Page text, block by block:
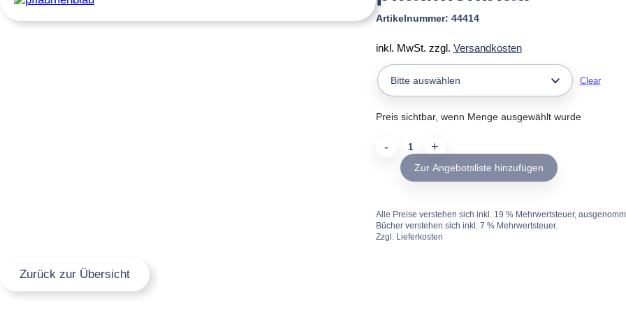
Artikelnummer: 44414
inkl. MwSt. zzgl. Versandkosten
Clear
Preis sichtbar, wenn Menge ausgewählt wurde
pflaumenblau
quantityZur Angebotsliste hinzufügen
Alle Preise verstehen sich inkl. 19 % Mehrwertsteuer,
Bücher verstehen sich inkl. 7 % Mehrwertsteuer.
Zzgl. Lieferkosten
Zurück zur Übersicht